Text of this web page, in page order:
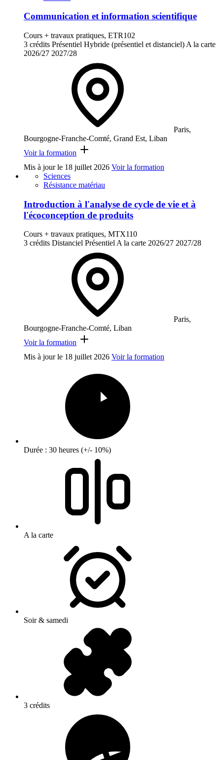
Communication et information scientifique
Cours + travaux pratiques, ETR102
3 crédits Présentiel Hybride (présentiel et distanciel) A la carte
2026/27 2027/28
Paris,
Bourgogne-Franche-Comté, Grand Est, Liban
Voir la formation
Mis à jour le 18 juillet 2026 Voir la formation
Sciences
Résistance matériau
Introduction à l'analyse de cycle de vie et à
l'écoconception de produits
Cours + travaux pratiques, MTX110
3 crédits Distanciel PrésentielA la carte 2026/27 2027/28
Paris,
Bourgogne-Franche-Comté, Liban
Voir la formation
Mis à jour le 18 juillet 2026 Voir la formation
Durée : 30 heures (+/- 10%)
A la carte
Soir & samedi
3 crédits